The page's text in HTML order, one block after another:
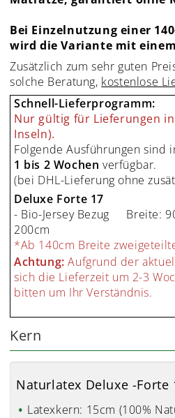
Bei Einzelnutzung einer
wird die Variante mit
Zusätzlich zum sehr guten
solche Beratung, kostenlose
Schnell-Lieferprogramm:
Nur gültig für Lieferungen
Inseln).
Folgende Ausführungen sind
1 bis 2 Wochen verfügbar.
(bei DHL-Lieferung ohne
Deluxe Forte 17
- Bio-Jersey Bezug
Breite:
200cm
*Ab 140cm Breite
Achtung: Aufgrund der
sich die Lieferzeit um 2-3
bitten um Ihr Verständnis.
Kern
Naturlatex Deluxe -Forte
Latexkern: 15cm (100%